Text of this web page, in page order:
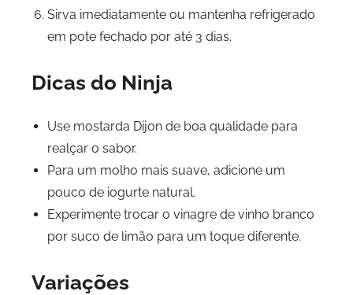
Sirva imediatamente ou mantenha refrigerado
em pote fechado por até 3 dias.
Dicas do Ninja
Use mostarda Dijon de boa qualidade para
realçar o sabor.
Para um molho mais suave, adicione um
pouco de iogurte natural.
Experimente trocar o vinagre de vinho branco
por suco de limão para um toque diferente.
Variações